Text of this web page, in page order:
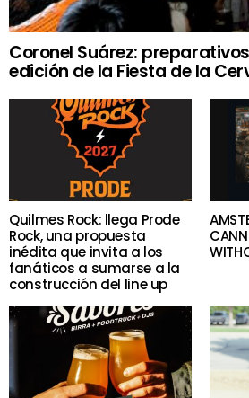
Coronel Suárez:
edición de la Fiesta de la
Quilmes Rock: llega Prode
Rock, una propuesta
inédita que invita a los
fanáticos a sumarse a la
construcción del line up